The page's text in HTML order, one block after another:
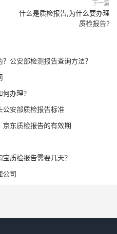
下一篇
什么是质检报告,为什么要办理
质检报告?
公安部检测报告查询方法？
何办理?
安部质检报告标准
京东质检报告的有效期
质检报告需要几天？
公司